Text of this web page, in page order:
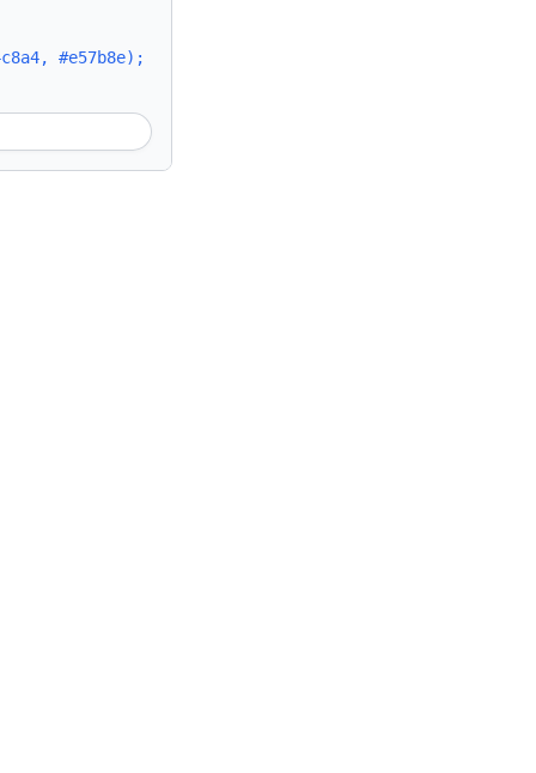
#e57b8e);